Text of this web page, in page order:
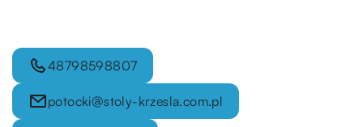
48798598807
potocki@stoly-krzesla.com.pl